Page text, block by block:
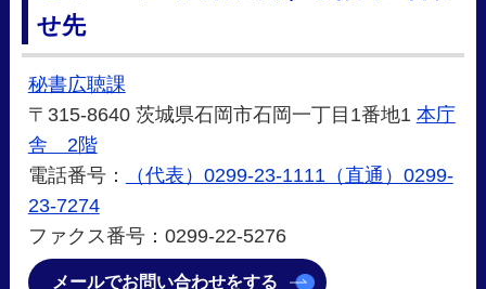
せ先
秘書広聴課
〒315-8640 茨城県石岡市石岡一丁目1番地1 本庁
舎 2階
電話番号：
（代表）0299-23-1111（直通）0299-
23-7274
ファクス番号：0299-22-5276
メールでお問い合わせをする